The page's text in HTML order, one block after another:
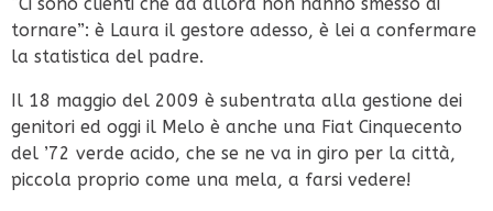
tornare”: è Laura il gestore adesso, è lei a confermare
la statistica del padre.
Il 18 maggio del 2009 è subentrata alla gestione dei
genitori ed oggi il Melo è anche una Fiat Cinquecento
del ’72 verde acido, che se ne va in giro per la città,
piccola proprio come una mela, a farsi vedere!